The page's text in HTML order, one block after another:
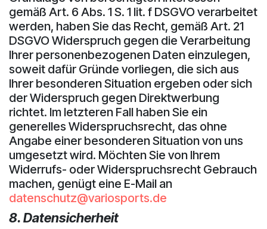
gemäß Art. 6 Abs. 1 S. 1 lit. f DSGVO verarbeitet
werden, haben Sie das Recht, gemäß Art. 21
DSGVO Widerspruch gegen die Verarbeitung
Ihrer personenbezogenen Daten einzulegen,
soweit dafür Gründe vorliegen, die sich aus
Ihrer besonderen Situation ergeben oder sich
der Widerspruch gegen Direktwerbung
richtet. Im letzteren Fall haben Sie ein
generelles Widerspruchsrecht, das ohne
Angabe einer besonderen Situation von uns
umgesetzt wird. Möchten Sie von Ihrem
Widerrufs- oder Widerspruchsrecht Gebrauch
machen, genügt eine E-Mail an
datenschutz@variosports.de
8. Datensicherheit